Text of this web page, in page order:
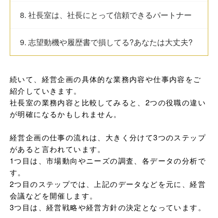
8. 社長室は、社長にとって信頼できるパートナー
9. 志望動機や履歴書で損してる?あなたは大丈夫?
続いて、経営企画の具体的な業務内容や仕事内容をご
紹介していきます。
社長室の業務内容と比較してみると、2つの役職の違い
が明確になるかもしれません。
経営企画の仕事の流れは、大きく分けて3つのステップ
があると言われています。
1つ目は、市場動向やニーズの調査、各データの分析で
す。
2つ目のステップでは、上記のデータなどを元に、経営
会議などを開催します。
3つ目は、経営戦略や経営方針の決定となっています。